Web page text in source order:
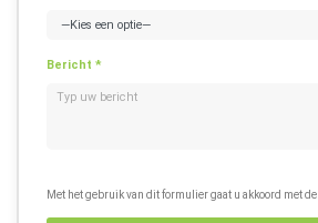
Bericht *
Met het gebruik van dit formulier gaat u akkoord met de